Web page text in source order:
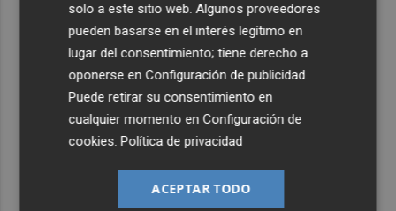
solo a este sitio web. Algunos proveedores
pueden basarse en el interés legítimo en
lugar del consentimiento; tiene derecho a
oponerse enConfiguración de publicidad.
Puede retirar su consentimiento en
cualquier momento enConfiguración de
cookies.Política de privacidad
ACEPTAR TODO